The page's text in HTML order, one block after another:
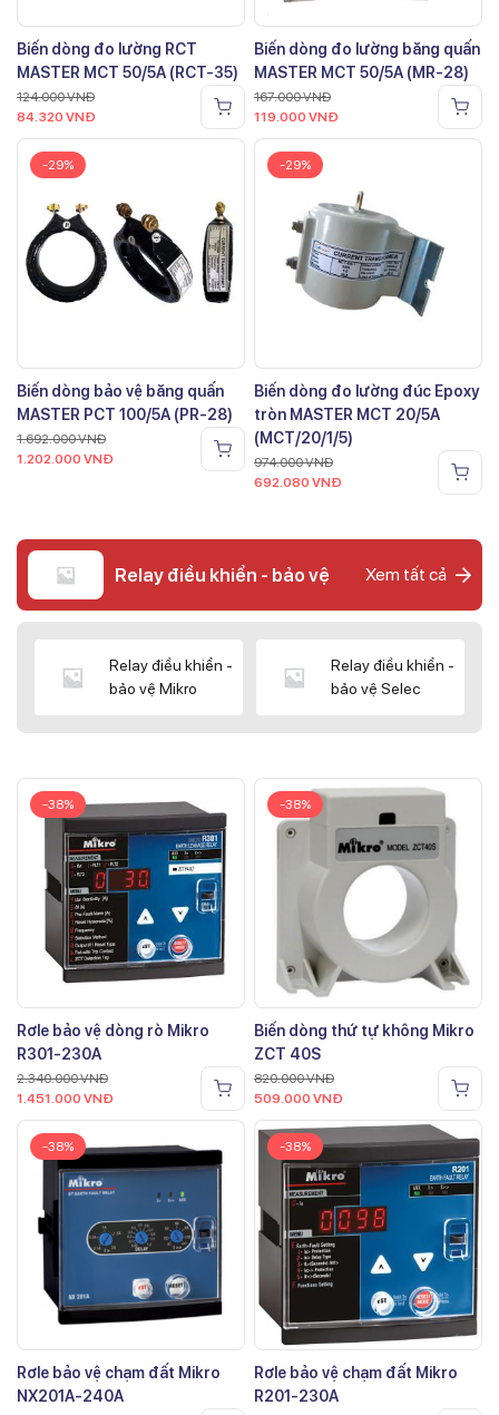
Biến dòng đo lường RCT
MASTER MCT 50/5A (RCT-35)
124.000VNĐ
84.320 VNĐ
Biến dòng đo lường băng quấn
MASTER MCT 50/5A (MR-28)
167.000VNĐ
119.000 VNĐ
-29%
Biến dòng bảo vệ băng quấn
MASTER PCT 100/5A (PR-28)
1.692.000VNĐ
1.202.000 VNĐ
-29%
Biến dòng đo lường đúc Epoxy
tròn MASTER MCT 20/5A
(MCT/20/1/5)
974.000VNĐ
692.080 VNĐ
Relay điều khiển - bảo vệ Xem tất cả
Relay điều khiển -
bảo vệ Mikro
Relay điều khiển -
bảo vệ Selec
-38%
Rơle bảo vệ dòng rò Mikro
R301-230A
2.340.000VNĐ
1.451.000 VNĐ
-38%
Biến dòng thứ tự không Mikro
ZCT 40S
820.000VNĐ
509.000 VNĐ
-38%
Rơle bảo vệ chạm đất Mikro
NX201A-240A
-38%
Rơle bảo vệ chạm đất Mikro
R201-230A